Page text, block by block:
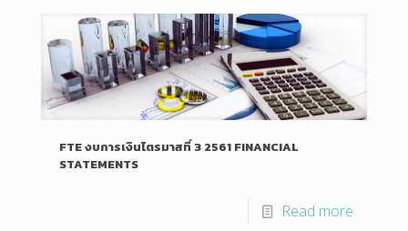
FTE งบการเงินไตรมาสที่ 3 2561 FINANCIAL
STATEMENTS
Read more